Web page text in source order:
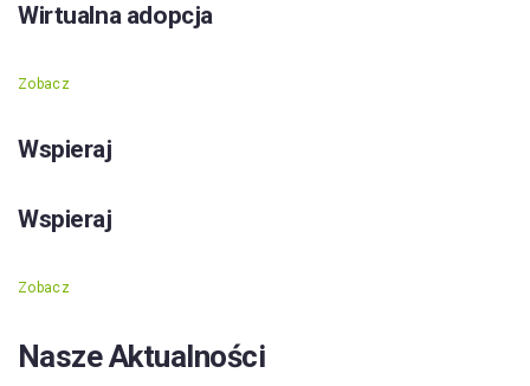
Wirtualna adopcja
Zobacz
Wspieraj
Wspieraj
Zobacz
Nasze Aktualności